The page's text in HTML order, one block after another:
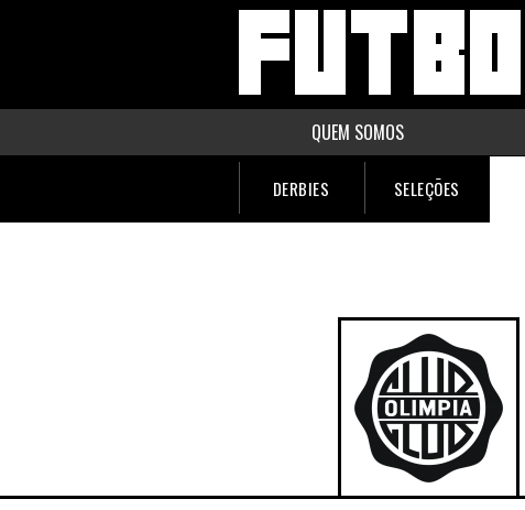
QUEM SOMOS
DERBIES SELEÇÕES